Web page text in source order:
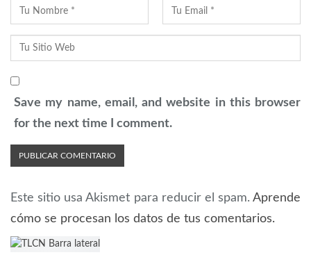
Save my name, email, and website in this browser
for the next time I comment.
Este sitio usa Akismet para reducir el spam. Aprende
cómo se procesan los datos de tus comentarios.